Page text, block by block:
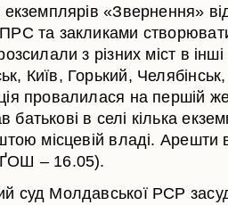
екземплярів «Звернення»
та закликами
з різних міст в
Київ, Горький,
провалилася на першій
в селі кілька
місцевій владі. Арешти
– 16.05).
суд Молдавської РСР